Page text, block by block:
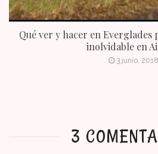
Qué ver y hacer en
inolvidable en
3 junio, 2018
3